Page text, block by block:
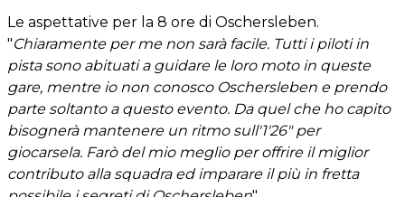
Le aspettative per la 8 ore di Oschersleben.
"Chiaramente per me non sarà facile. Tutti i piloti in
pista sono abituati a guidare le loro moto in queste
gare, mentre io non conosco Oschersleben e prendo
parte soltanto a questo evento. Da quel che ho capito
bisognerà mantenere un ritmo sull'1'26" per
giocarsela. Farò del mio meglio per offrire il miglior
contributo alla squadra ed imparare il più in fretta